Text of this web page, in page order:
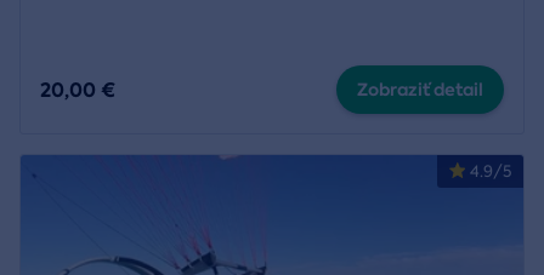
20,00 € Zobraziť detail
4.9/5